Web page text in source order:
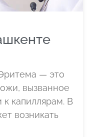
— это
вызванное
капиллярам. В
возникать